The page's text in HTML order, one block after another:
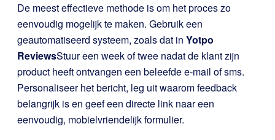
De meest effectieve methode is om het proces zo
eenvoudig mogelijk te maken. Gebruik een
geautomatiseerd systeem, zoals dat in Yotpo
ReviewsStuur een week of twee nadat de klant zijn
product heeft ontvangen een beleefde e-mail of sms.
Personaliseer het bericht, leg uit waarom feedback
belangrijk is en geef een directe link naar een
eenvoudig, mobielvriendelijk formulier.